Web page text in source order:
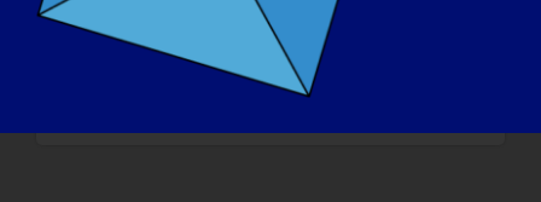
en vue d'une prochaine interview, veuillez
consulter notre site web à l'adresse
https://www.lgmd-
info.org/spotlight-interviews